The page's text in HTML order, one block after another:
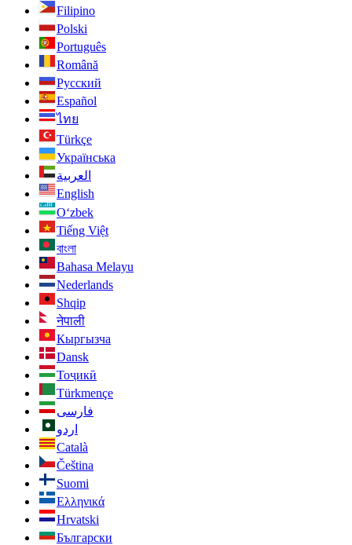
Filipino
Polski
Português
Română
Русский
Español
ไทย
Türkçe
Українська
العربية
English
O‘zbek
Tiếng Việt
বাংলা
Bahasa Melayu
Nederlands
Shqip
नेपाली
Кыргызча
Dansk
Тоҷикӣ
Türkmençe
فارسی
اردو
Català
Čeština
Suomi
Ελληνικά
Hrvatski
Български